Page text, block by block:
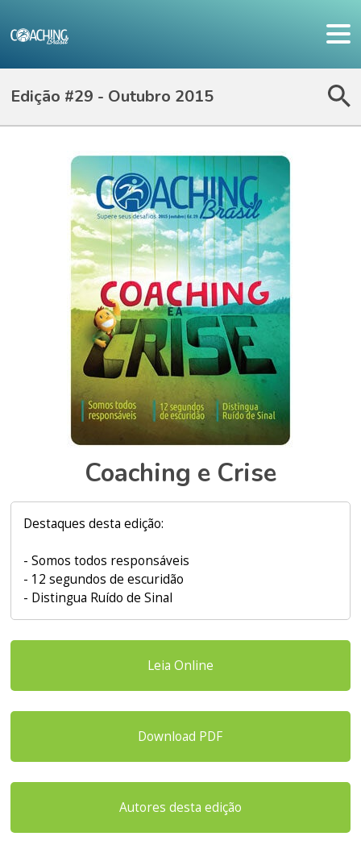
Edição #29 - Outubro 2015
Coaching e Crise
Destaques desta edição:
- Somos todos responsáveis
- 12 segundos de escuridão
- Distingua Ruído de Sinal
Leia Online
Download PDF
Autores desta edição